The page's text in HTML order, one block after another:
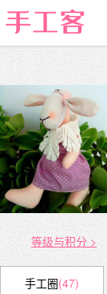
等级与积分 >
手工圈(47)